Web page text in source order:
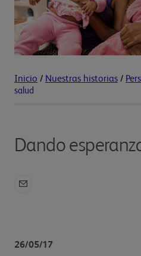
Inicio / Nuestras historias /
salud
Dando
26/05/17